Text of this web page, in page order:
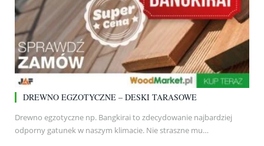
DREWNO EGZOTYCZNE – DESKI TARASOWE
Drewno egzotyczne np. Bangkirai to zdecydowanie najbardziej
odporny gatunek w naszym klimacie. Nie straszne mu…